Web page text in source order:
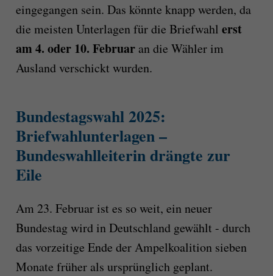
eingegangen sein. Das könnte knapp werden, da
die meisten Unterlagen für die Briefwahl erst
am 4. oder 10. Februaran die Wähler im
Ausland verschickt wurden.
Bundestagswahl 2025:
Briefwahlunterlagen –
Bundeswahlleiterin drängte zur
Eile
Am 23. Februar ist es so weit, ein neuer
Bundestag wird in Deutschland gewählt - durch
das vorzeitige Ende der Ampelkoalition sieben
Monate früher als ursprünglich geplant.